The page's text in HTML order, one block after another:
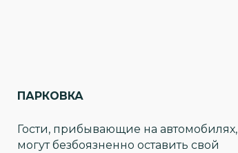
ПАРКОВКА
Гости, прибывающие на автомобилях,
могут безбоязненно оставить свой